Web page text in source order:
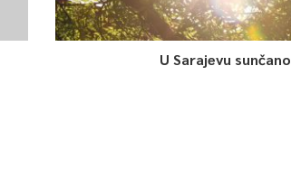
U Sarajevu sunčano